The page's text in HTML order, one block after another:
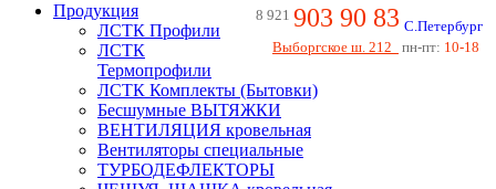
8 921 903 90 83 С.Петербург
Выборгское ш. 212
пн-пт: 10-18
Продукция
ЛСТК Профили
ЛСТК
Термопрофили
ЛСТК Комплекты (Бытовки)
Бесшумные ВЫТЯЖКИ
ВЕНТИЛЯЦИЯ кровельная
Вентиляторы специальные
ТУРБОДЕФЛЕКТОРЫ